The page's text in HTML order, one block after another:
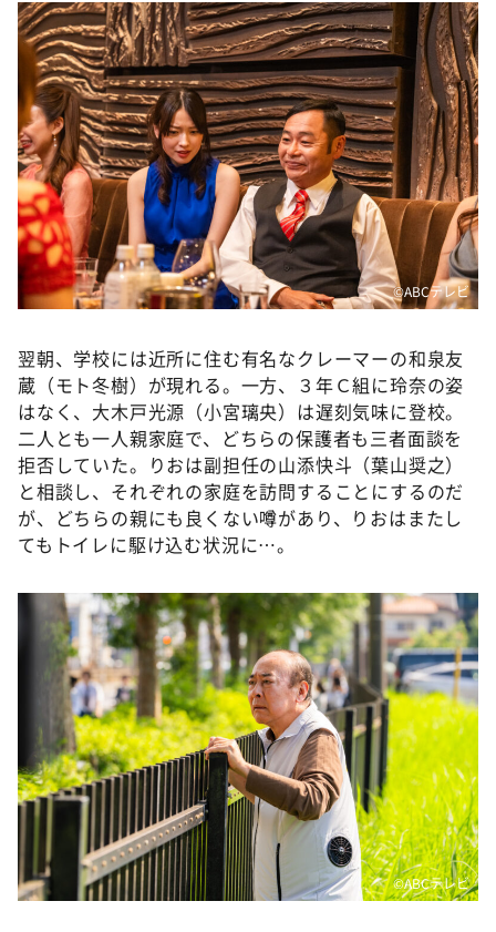
©️ABCテレビ
翌朝、学校には近所に住む有名なクレーマーの和泉友
蔵（モト冬樹）が現れる。一方、３年Ｃ組に玲奈の姿
はなく、大木戸光源（小宮璃央）は遅刻気味に登校。
二人とも一人親家庭で、どちらの保護者も三者面談を
拒否していた。りおは副担任の山添快斗（葉山奨之）
と相談し、それぞれの家庭を訪問することにするのだ
が、どちらの親にも良くない噂があり、りおはまたし
てもトイレに駆け込む状況に…。
©️ABCテレビ